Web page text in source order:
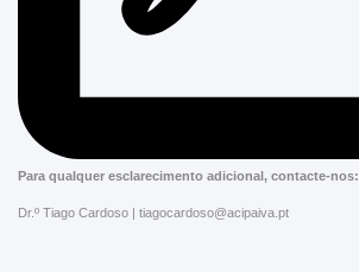
Para qualquer esclarecimento adicional, contacte-nos:
Dr.º Tiago Cardoso | tiagocardoso@acipaiva.pt